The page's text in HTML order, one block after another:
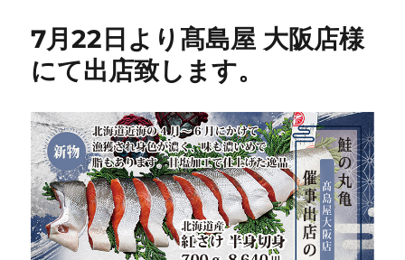
7月22日より髙島屋 大阪店様
にて出店致します。